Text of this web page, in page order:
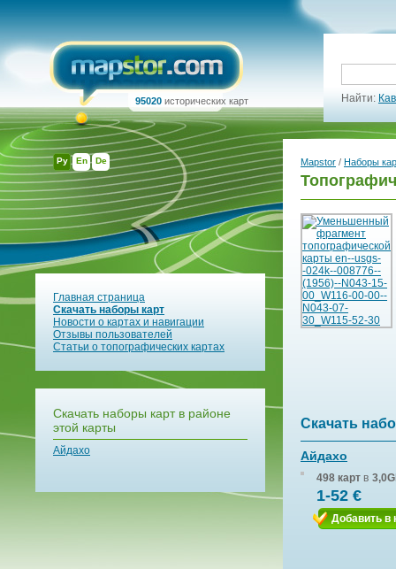
Ру En De
95020 исторических карт Найти:
Главная страница
Скачать наборы карт
Новости о картах и навигации
Отзывы пользователей
Статьи о топографических картах
Скачать наборы карт в районе
этой карты
Айдахо
Mapstor / Наборы
Скачать
Айдахо
498 карт в
1-52 €
Добавить в